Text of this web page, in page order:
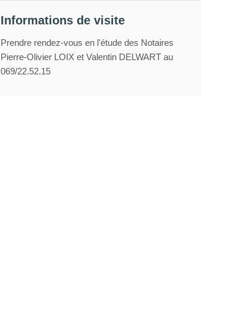
Informations de visite
Prendre rendez-vous en l'étude des Notaires
Pierre-Olivier LOIX et Valentin DELWART au
069/22.52.15